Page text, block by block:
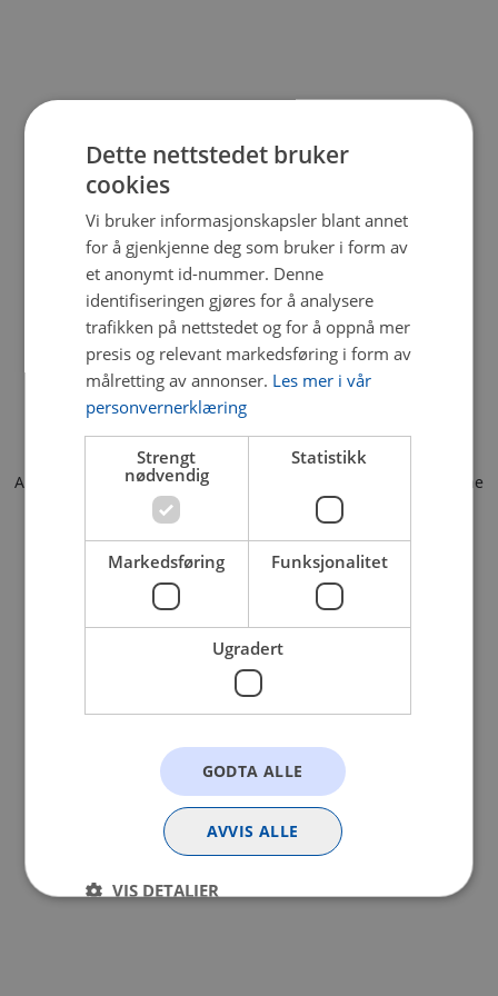
Application error: a client-side exception has occurred (see the
browser console for more information).
Dette nettstedet bruker
cookies
Vi bruker informasjonskapsler blant annet
for å gjenkjenne deg som bruker i form av
et anonymt id-nummer. Denne
identifiseringen gjøres for å analysere
trafikken på nettstedet og for å oppnå mer
presis og relevant markedsføring i form av
målretting av annonser. Les mer i vår
personvernerklæring
Strengt
nødvendig
Statistikk
Markedsføring Funksjonalitet
Ugradert
GODTA ALLE
AVVIS ALLE
VIS DETALJER